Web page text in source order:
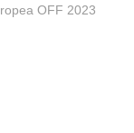
OFF 2023